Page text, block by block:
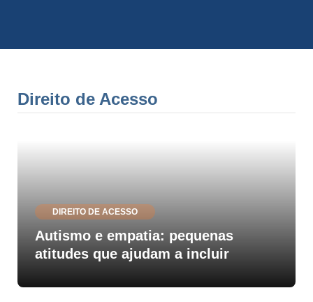
Direito de Acesso
DIREITO DE ACESSO
Autismo e empatia: pequenas
atitudes que ajudam a incluir